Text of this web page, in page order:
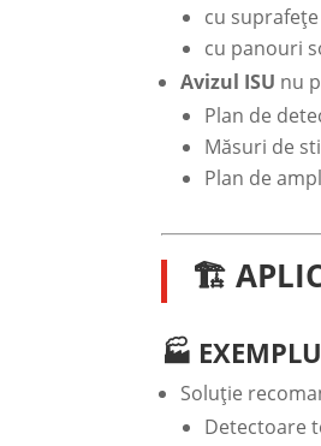
cu
cu panouri
Avizul ISU nu
Plan de
Măsuri de
Plan de
🏗️
🏭
Soluție
Detectoare